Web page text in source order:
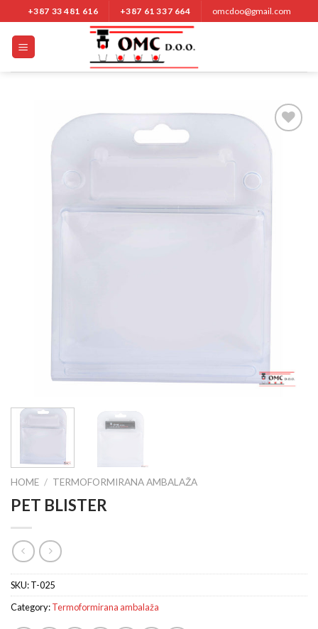
Nastavi
na
sadržaj
+387 33 481 616 +387 61 337 664 omcdoo@gmail.com
Add to
HOME / TERMOFORMIRANA AMBALAŽA
PET BLISTER
SKU:T-025
Category:Termoformirana ambalaža